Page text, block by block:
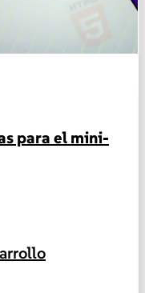
para el mini-